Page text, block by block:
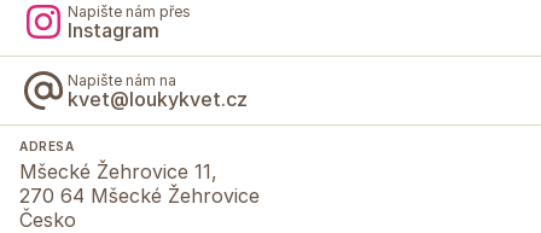
Napište nám přes
Instagram
Napište nám na
kvet@loukykvet.cz
ADRESA
Mšecké Žehrovice 11,
270 64 Mšecké Žehrovice
Česko